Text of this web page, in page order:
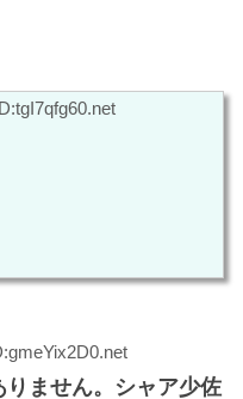
ません。シャア少佐